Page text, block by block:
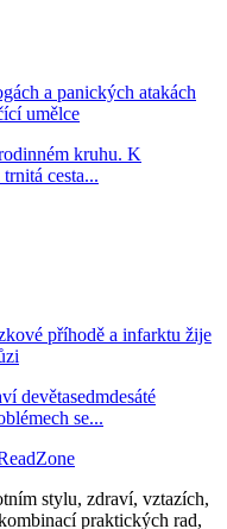
a panických atakách
umělce
kruhu. K
cesta...
příhodě a infarktu žije
devětasedmdesáté
se...
stylu, zdraví, vztazích,
praktických rad,